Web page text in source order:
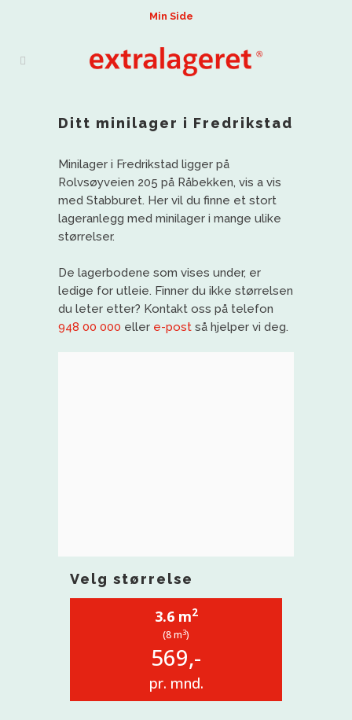
Min Side
Ditt minilager i Fredrikstad
Minilager i Fredrikstad ligger på
Rolvsøyveien 205 på Råbekken, vis a vis
med Stabburet. Her vil du finne et stort
lageranlegg med minilager i mange ulike
størrelser.
De lagerbodene som vises under, er
ledige for utleie. Finner du ikke størrelsen
du leter etter? Kontakt oss på telefon
948 00 000 eller e-post så hjelper vi deg.
Velg størrelse
3.6 m2
(8 m3)
569,-
pr. mnd.